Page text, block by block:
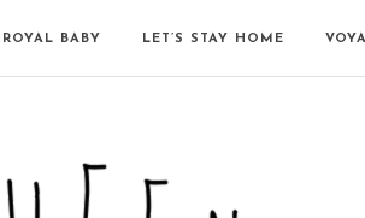
ROYAL BABY LET’S STAY HOME